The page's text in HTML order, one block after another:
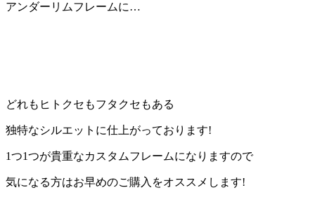
アンダーリムフレームに…
どれも ヒトクセ もフタクセ もある
独特なシルエットに仕上がっております!
1つ1つが貴重なカスタムフレームになりますので
気になる方はお早めのご購入をオススメします!